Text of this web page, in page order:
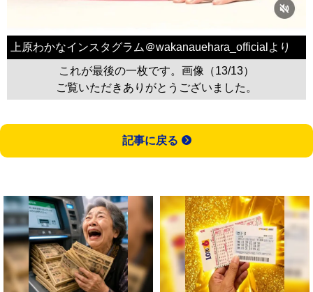
上原わかなインスタグラム＠wakanauehara_officialより
これが最後の一枚です。画像（13/13）
ご覧いただきありがとうございました。
記事に戻る